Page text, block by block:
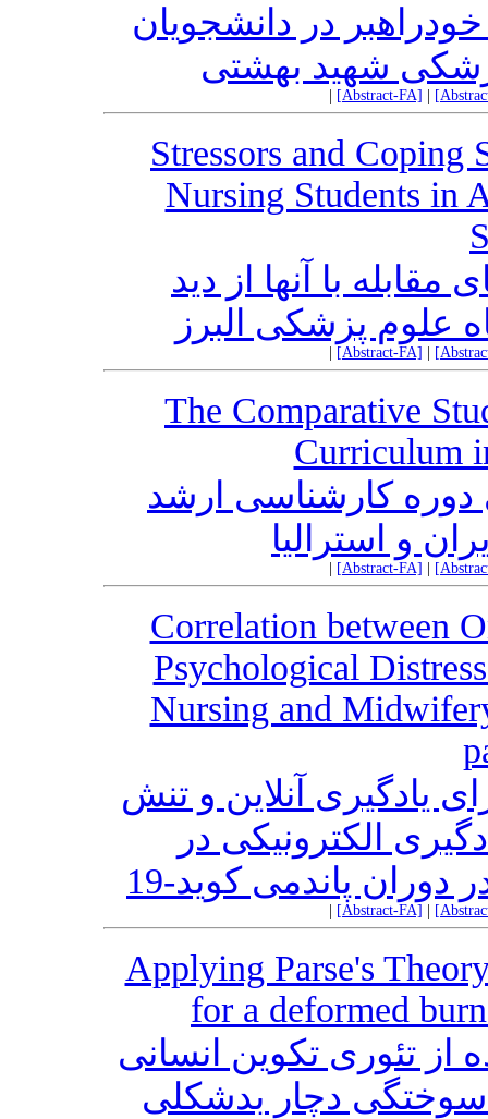
در دانشجویان
شهید بهشتی
[Abstract-FA]
Stressors and Coping
Nursing Students in
با آنها از دید
علوم پزشکی البرز
[Abstract-FA]
The Comparative
Curriculum
دوره کارشناسی ارشد
و استرالیا
[Abstract-FA]
Correlation between
Psychological
Nursing and
یادگیری آنلاین و تنش
الکترونیکی در
پاندمی کوید-19
[Abstract-FA]
Applying Parse's
for a deformed
از تئوری تکوین انسانی
سوختگی دچار بدشکلی